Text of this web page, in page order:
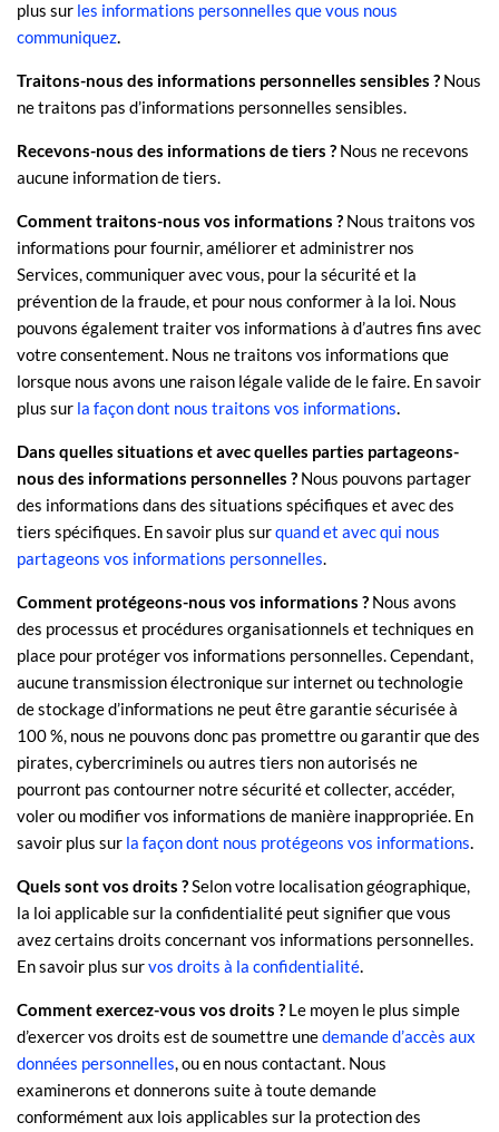
plus sur les informations personnelles que vous nous
communiquez.
Traitons-nous des informations personnelles sensibles ? Nous
ne traitons pas d’informations personnelles sensibles.
Recevons-nous des informations de tiers ? Nous ne recevons
aucune information de tiers.
Comment traitons-nous vos informations ? Nous traitons vos
informations pour fournir, améliorer et administrer nos
Services, communiquer avec vous, pour la sécurité et la
prévention de la fraude, et pour nous conformer à la loi. Nous
pouvons également traiter vos informations à d’autres fins avec
votre consentement. Nous ne traitons vos informations que
lorsque nous avons une raison légale valide de le faire. En savoir
plus sur la façon dont nous traitons vos informations.
Dans quelles situations et avec quelles parties partageons-
nous des informations personnelles ? Nous pouvons partager
des informations dans des situations spécifiques et avec des
tiers spécifiques. En savoir plus surquand et avec qui nous
partageons vos informations personnelles.
Comment protégeons-nous vos informations ? Nous avons
des processus et procédures organisationnels et techniques en
place pour protéger vos informations personnelles. Cependant,
aucune transmission électronique sur internet ou technologie
de stockage d’informations ne peut être garantie sécurisée à
100 %, nous ne pouvons donc pas promettre ou garantir que des
pirates, cybercriminels ou autres tiers non autorisés ne
pourront pas contourner notre sécurité et collecter, accéder,
voler ou modifier vos informations de manière inappropriée. En
savoir plus sur la façon dont nous protégeons vos informations.
Quels sont vos droits ?Selon votre localisation géographique,
la loi applicable sur la confidentialité peut signifier que vous
avez certains droits concernant vos informations personnelles.
En savoir plus survos droits à la confidentialité.
Comment exercez-vous vos droits ? Le moyen le plus simple
d’exercer vos droits est desoumettre unedemande d’accès aux
données personnelles, ou en nous contactant. Nous
examinerons et donnerons suite à toute demande
conformément aux lois applicables sur la protection des